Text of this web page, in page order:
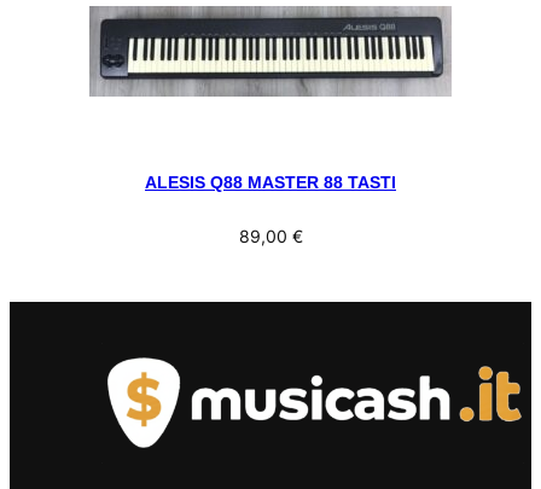
ALESIS Q88 MASTER 88 TASTI
89,00 €